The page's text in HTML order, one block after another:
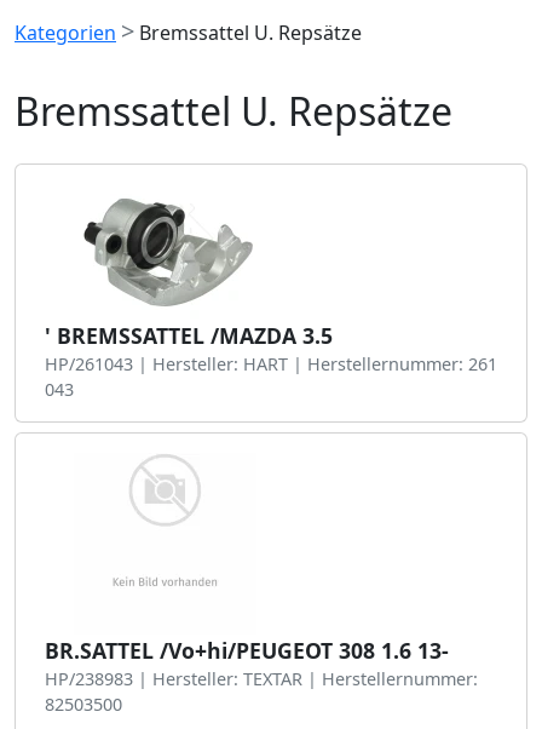
Kategorien > Bremssattel U. Repsätze
Bremssattel U. Repsätze
' BREMSSATTEL /MAZDA 3.5
HP/261043 | Hersteller: HART | Herstellernummer: 261
043
BR.SATTEL /Vo+hi/PEUGEOT 308 1.6 13-
HP/238983 | Hersteller: TEXTAR | Herstellernummer:
82503500